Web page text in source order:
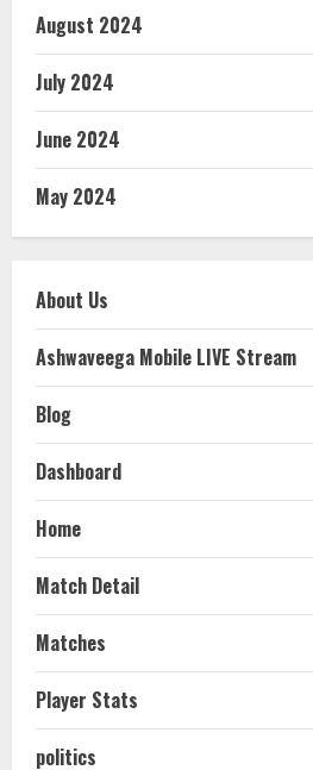
August 2024
July 2024
June 2024
May 2024
About Us
Ashwaveega Mobile LIVE Stream
Blog
Dashboard
Home
Match Detail
Matches
Player Stats
politics